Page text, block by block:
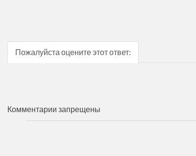
Пожалуйста оцените этот ответ:
Комментарии запрещены